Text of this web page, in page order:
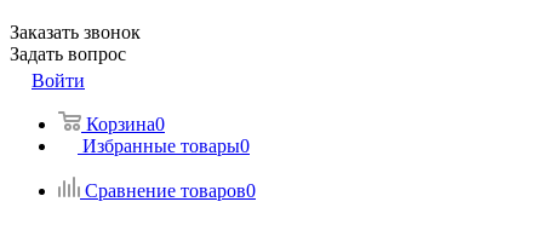
Заказать звонок
Задать вопрос
Войти
Корзина0
Избранные товары0
Сравнение товаров0